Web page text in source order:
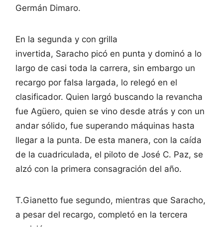
Germán Dimaro.
En la segunda y con grilla
invertida, Saracho picó en punta y dominó a lo
largo de casi toda la carrera, sin embargo un
recargo por falsa largada, lo relegó en el
clasificador. Quien largó buscando la revancha
fue Agüero, quien se vino desde atrás y con un
andar sólido, fue superando máquinas hasta
llegar a la punta. De esta manera, con la caída
de la cuadriculada, el piloto de José C. Paz, se
alzó con la primera consagración del año.
T.Gianetto fue segundo, mientras que Saracho,
a pesar del recargo, completó en la tercera